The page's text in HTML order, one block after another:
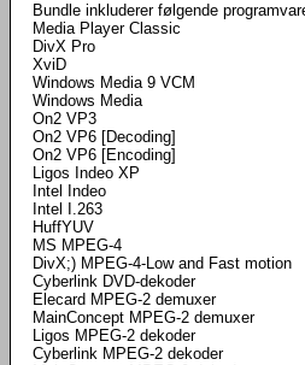
Bundle inkluderer følgende
Media Player Classic
DivX Pro
XviD
Windows Media 9 VCM
Windows Media
On2 VP3
On2 VP6 [Decoding]
On2 VP6 [Encoding]
Ligos Indeo XP
Intel Indeo
Intel I.263
HuffYUV
MS MPEG-4
DivX;) MPEG-4-Low and Fast motion
Cyberlink DVD-dekoder
Elecard MPEG-2 demuxer
MainConcept MPEG-2 demuxer
Ligos MPEG-2 dekoder
Cyberlink MPEG-2 dekoder